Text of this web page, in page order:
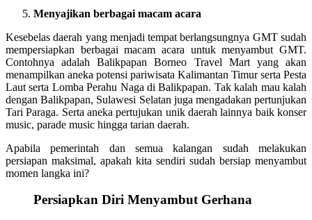
Menyajikan berbagai macam acara
Kesebelas daerah yang menjadi tempat berlangsungnya GMT sudah
mempersiapkan berbagai macam acara untuk menyambut GMT.
Contohnya adalah Balikpapan Borneo Travel Mart yang akan
menampilkan aneka potensi pariwisata Kalimantan Timur serta Pesta
Laut serta Lomba Perahu Naga di Balikpapan. Tak kalah mau kalah
dengan Balikpapan, Sulawesi Selatan juga mengadakan pertunjukan
Tari Paraga. Serta aneka pertujukan unik daerah lainnya baik konser
music, parade music hingga tarian daerah.
Apabila pemerintah dan semua kalangan sudah melakukan
persiapan maksimal, apakah kita sendiri sudah bersiap menyambut
momen langka ini?
Persiapkan Diri Menyambut Gerhana